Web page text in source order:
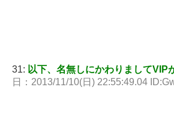
31: 以下、名無しにかわりましてVIP
日：2013/11/10(日) 22:55:49.04